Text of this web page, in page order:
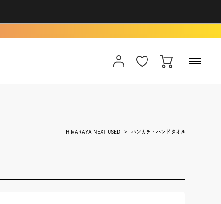
HIMARAYA NEXT USED ハンカチ・ハンドタオル